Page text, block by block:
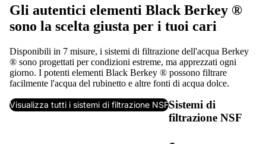
Gli autentici elementi Black Berkey ®
sono la scelta giusta per i tuoi cari
Disponibili in 7 misure, i sistemi di filtrazione dell'acqua Berkey
® sono progettati per condizioni estreme, ma apprezzati ogni
giorno. I potenti elementi Black Berkey ® possono filtrare
facilmente l'acqua del rubinetto e altre fonti di acqua dolce.
Visualizza tutti i sistemi di filtrazione NSFSistemi di
filtrazione NSF